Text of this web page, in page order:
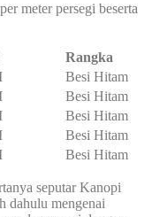
meter persegi beserta
Rangka
Besi Hitam
Besi Hitam
Besi Hitam
Besi Hitam
Besi Hitam
seputar Kanopi
dahulu mengenai